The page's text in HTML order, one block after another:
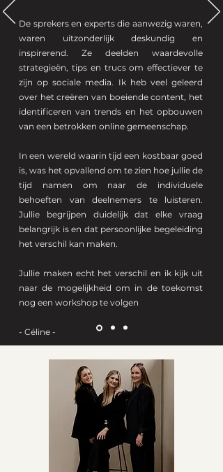
De sprekers en experts die aanwezig waren,
waren uitzonderlijk deskundig en
inspirerend. Ze deelden waardevolle
strategieën, tips en trucs om effectiever te
zijn op sociale media. Ik heb veel geleerd
over het creëren van boeiende content, het
identificeren van trends en het opbouwen
van een betrokken online gemeenschap.
In een wereld waarin tijd een kostbaar goed
is, was het opvallend om te zien hoe jullie de
tijd namen om naar de individuele
behoeften van deelnemers te luisteren.
Jullie begrijpen duidelijk dat elke vraag
belangrijk is en dat persoonlijke begeleiding
het verschil kan maken.
Jullie maken echt het verschil en ik kijk uit
naar de mogelijkheid om in de toekomst
nog een workshop te volgen
- Céline -